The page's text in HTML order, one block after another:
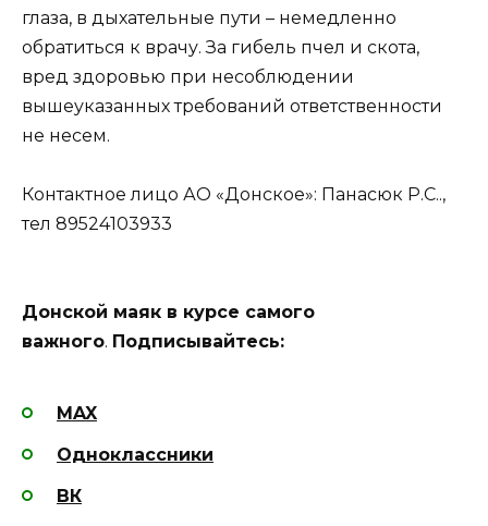
глаза, в дыхательные пути – немедленно
обратиться к врачу. За гибель пчел и скота,
вред здоровью при несоблюдении
вышеуказанных требований ответственности
не несем.
Контактное лицо АО «Донское»: Панасюк Р.С..,
тел 89524103933
Донской маяк в курсе самого
важного. Подписывайтесь:
MAX
Одноклассники
ВК